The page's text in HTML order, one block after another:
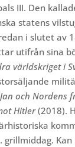
III. Den
statens
i slutet av
utifrån sina
världskriget i
Jan och Nordens
Hitler(2018).
grillmiddag. Kan